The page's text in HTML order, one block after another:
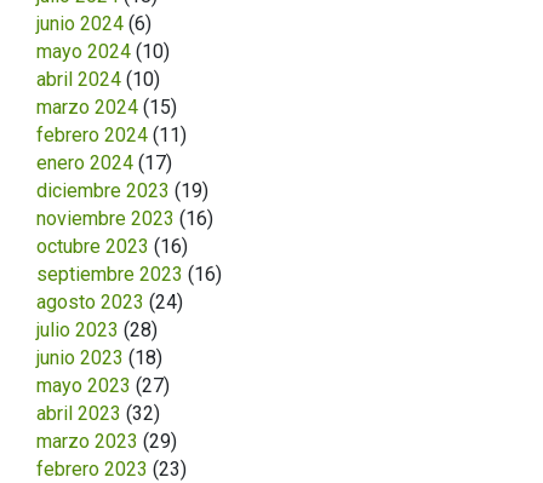
junio 2024 (6)
mayo 2024 (10)
abril 2024 (10)
marzo 2024 (15)
febrero 2024 (11)
enero 2024 (17)
diciembre 2023 (19)
noviembre 2023 (16)
octubre 2023 (16)
septiembre 2023 (16)
agosto 2023 (24)
julio 2023 (28)
junio 2023 (18)
mayo 2023 (27)
abril 2023 (32)
marzo 2023 (29)
febrero 2023 (23)